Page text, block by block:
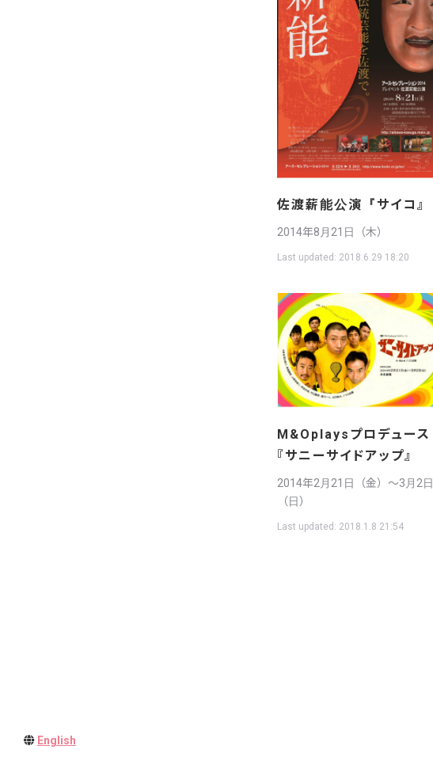
English
佐渡薪能公演『サイコ』
2014年8月21日（木）
Last updated: 2018.6.29 18:20
M&Oplaysプロデュース
『サニーサイドアップ』
2014年2月21日（金）〜3月2日
（日）
Last updated: 2018.1.8 21:54